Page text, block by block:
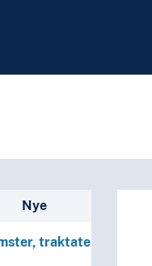
Nye
traktater)